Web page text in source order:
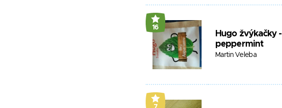
16
Hugo žvýkačky -
peppermint
Martin Veleba